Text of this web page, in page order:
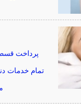
تمام خدمات